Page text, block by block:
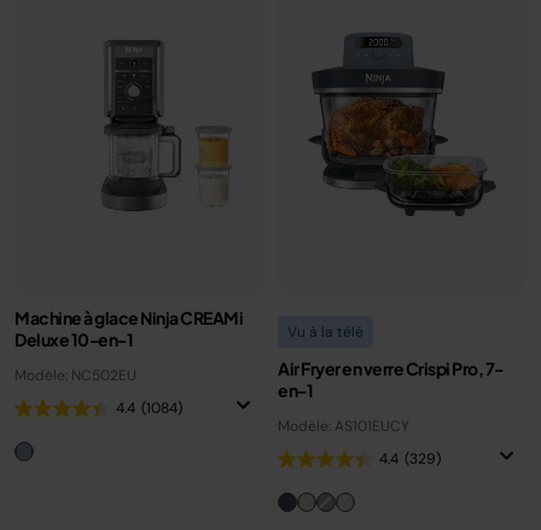
Machine à glace Ninja CREAMi
Deluxe 10-en-1
Modèle: NC502EU
4.4 (1084)
Vu à la télé
Air Fryer en verre Crispi Pro, 7-
en-1
Modèle: AS101EUCY
4.4 (329)